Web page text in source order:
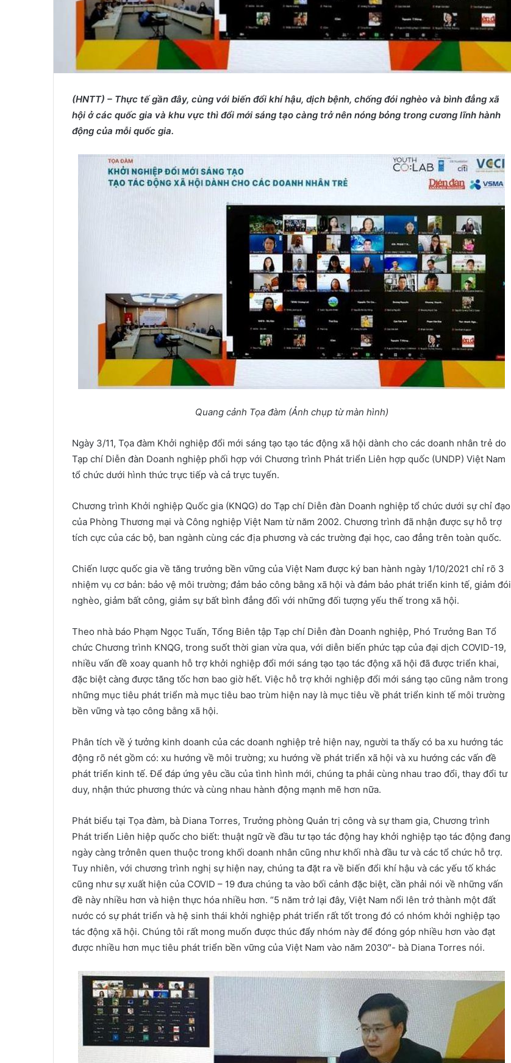
(HNTT) – Thực tếgần đây, cùng với biến đổi khí hậu, dịch bệnh, chống đói nghèo và bình đẳng xã
hội ởcác quốc gia và khu vực thì đổi mới sáng tạo càng trởnên nóng bỏng trong cương lĩnh hành
động của mỗi quốc gia.
Quang cảnh Tọa đàm (Ảnh chụp từmàn hình)
Ngày 3/11, Tọa đàm Khởi nghiệp đổi mới sáng tạo tạo tác động xã hội dành cho các doanh nhân trẻ do
Tạp chí Diễn đàn Doanh nghiệp phối hợp với Chương trình Phát triển Liên hợp quốc (UNDP) Việt Nam
tổ chức dưới hình thức trực tiếp và cả trực tuyến.
Chương trình Khởi nghiệp Quốc gia (KNQG) do Tạp chí Diễn đàn Doanh nghiệp tổ chức dưới sự chỉ đạo
của Phòng Thương mại và Công nghiệp Việt Nam từ năm 2002. Chương trình đã nhận được sự hỗ trợ
tích cực của các bộ, ban ngành cùng các địa phương và các trường đại học, cao đẳng trên toàn quốc.
Chiến lược quốc gia về tăng trưởng bền vững của Việt Nam được ký ban hành ngày 1/10/2021 chỉ rõ 3
nhiệm vụ cơ bản: bảo vệ môi trường; đảm bảo công bằng xã hội và đảm bảo phát triển kinh tế, giảm đói
nghèo, giảm bất công, giảm sự bất bình đẳng đối với những đối tượng yếu thế trong xã hội.
Theo nhà báo Phạm Ngọc Tuấn, Tổng Biên tập Tạp chí Diễn đàn Doanh nghiệp, Phó Trưởng Ban Tổ
chức Chương trình KNQG, trong suốt thời gian vừa qua, với diễn biến phức tạp của đại dịch COVID-19,
nhiều vấn đề xoay quanh hỗ trợ khởi nghiệp đổi mới sáng tạo tạo tác động xã hội đã được triển khai,
đặc biệt càng được tăng tốc hơn bao giờ hết. Việc hỗ trợ khởi nghiệp đổi mới sáng tạo cũng nằm trong
những mục tiêu phát triển mà mục tiêu bao trùm hiện nay là mục tiêu về phát triển kinh tế môi trường
bền vững và tạo công bằng xã hội.
Phân tích về ý tưởng kinh doanh của các doanh nghiệp trẻ hiện nay, người ta thấy có ba xu hướng tác
động rõ nét gồm có: xu hướng về môi trường; xu hướng về phát triển xã hội và xu hướng các vấn đề
phát triển kinh tế. Để đáp ứng yêu cầu của tình hình mới, chúng ta phải cùng nhau trao đổi, thay đổi tư
duy, nhận thức phương thức và cùng nhau hành động mạnh mẽ hơn nữa.
Phát biểu tại Tọa đàm, bà Diana Torres, Trưởng phòng Quản trị công và sự tham gia, Chương trình
Phát triển Liên hiệp quốc cho biết: thuật ngữ về đầu tư tạo tác động hay khởi nghiệp tạo tác động đang
ngày càng trởnên quen thuộc trong khối doanh nhân cũng như khối nhà đầu tư và các tổ chức hỗ trợ.
Tuy nhiên, với chương trình nghị sự hiện nay, chúng ta đặt ra về biến đổi khí hậu và các yếu tố khác
cũng như sự xuất hiện của COVID – 19 đưa chúng ta vào bối cảnh đặc biệt, cần phải nói về những vấn
đề này nhiều hơn và hiện thực hóa nhiều hơn. “5 năm trở lại đây, Việt Nam nổi lên trở thành một đất
nước có sự phát triển và hệ sinh thái khởi nghiệp phát triển rất tốt trong đó có nhóm khởi nghiệp tạo
tác động xã hội. Chúng tôi rất mong muốn được thúc đẩy nhóm này để đóng góp nhiều hơn vào đạt
được nhiều hơn mục tiêu phát triển bền vững của Việt Nam vào năm 2030″- bà Diana Torres nói.